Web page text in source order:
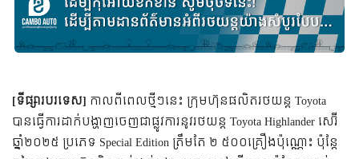
[ទីផ្សារបរទេស] កាលពីពេលថ្មីៗនេះ ក្រុមហ៊ុនផលិតរថយន្ត Toyota
បានធ្វើការដាក់បង្ហាញចេញជាផ្លូវការនូវរថយន្ត Toyota Highlander សេរ៊ី
ឆ្នាំ២០២៥ ប្រភេទ Special Edition ត្រឹមតែ ២​ ៥០០គ្រឿងប៉ុណ្ណោះ ប៉ុន្តែ